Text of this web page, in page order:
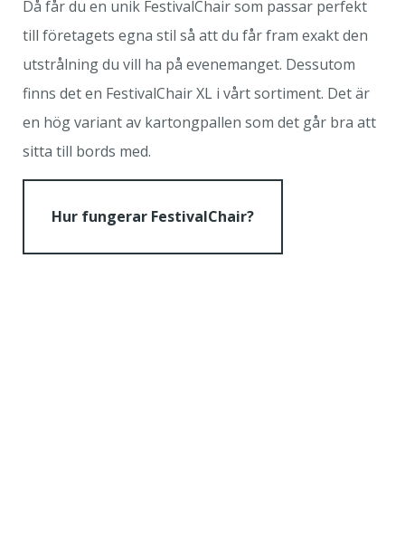
Då får du en unik FestivalChair som passar perfekt
till företagets egna stil så att du får fram exakt den
utstrålning du vill ha på evenemanget. Dessutom
finns det en FestivalChair XL i vårt sortiment. Det är
en hög variant av kartongpallen som det går bra att
sitta till bords med.
Hur fungerar FestivalChair?